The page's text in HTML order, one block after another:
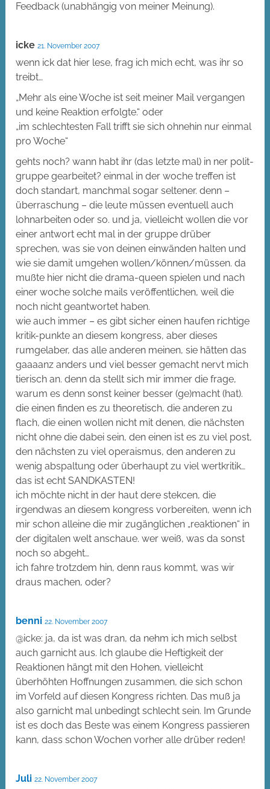
Feedback (unabhängig von meiner Meinung).
icke 21. November 2007
wenn ick dat hier lese, frag ich mich echt, was ihr so
treibt…
„Mehr als eine Woche ist seit meiner Mail vergangen
und keine Reaktion erfolgte.“ oder
„im schlechtesten Fall trifft sie sich ohnehin nur einmal
pro Woche“
gehts noch? wann habt ihr (das letzte mal) in ner polit-
gruppe gearbeitet? einmal in der woche treffen ist
doch standart, manchmal sogar seltener. denn –
überraschung – die leute müssen eventuell auch
lohnarbeiten oder so. und ja, vielleicht wollen die vor
einer antwort echt mal in der gruppe drüber
sprechen, was sie von deinen einwänden halten und
wie sie damit umgehen wollen/können/müssen. da
mußte hier nicht die drama-queen spielen und nach
einer woche solche mails veröffentlichen, weil die
noch nicht geantwortet haben.
wie auch immer – es gibt sicher einen haufen richtige
kritik-punkte an diesem kongress, aber dieses
rumgelaber, das alle anderen meinen, sie hätten das
gaaaanz anders und viel besser gemacht nervt mich
tierisch an. denn da stellt sich mir immer die frage,
warum es denn sonst keiner besser (ge)macht (hat).
die einen finden es zu theoretisch, die anderen zu
flach, die einen wollen nicht mit denen, die nächsten
nicht ohne die dabei sein, den einen ist es zu viel post,
den nächsten zu viel operaismus, den anderen zu
wenig abspaltung oder überhaupt zu viel wertkritik…
das ist echt SANDKASTEN!
ich möchte nicht in der haut dere stekcen, die
irgendwas an diesem kongress vorbereiten, wenn ich
mir schon alleine die mir zugänglichen „reaktionen“ in
der digitalen welt anschaue. wer weiß, was da sonst
noch so abgeht…
ich fahre trotzdem hin, denn raus kommt, was wir
draus machen, oder?
benni 22. November 2007
@icke: ja, da ist was dran, da nehm ich mich selbst
auch garnicht aus. Ich glaube die Heftigkeit der
Reaktionen hängt mit den Hohen, vielleicht
überhöhten Hoffnungen zusammen, die sich schon
im Vorfeld auf diesen Kongress richten. Das muß ja
also garnicht mal unbedingt schlecht sein. Im Grunde
ist es doch das Beste was einem Kongress passieren
kann, dass schon Wochen vorher alle drüber reden!
Juli 22. November 2007